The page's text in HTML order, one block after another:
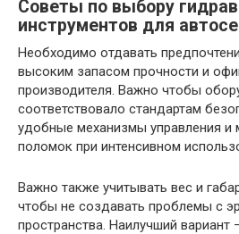
Советы по выбору
инструментов для
Необходимо отдавать
высоким запасом прочности и
производителя. Важно чтобы
соответствовало стандартам
удобные механизмы управления и
поломок при интенсивном
Важно также учитывать вес и
чтобы не создавать проблемы с
пространства. Наилучший вариант